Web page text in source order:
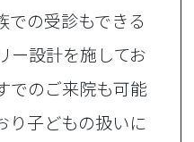
での受診もできる
ー設計を施してお
でのご来院も可能
り子どもの扱いに